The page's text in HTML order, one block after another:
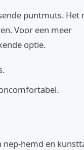
puntmuts. Het
Voor een meer
optie.
nep-hemd en